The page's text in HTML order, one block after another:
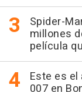
Spider-
millones
película
Este es
007 en